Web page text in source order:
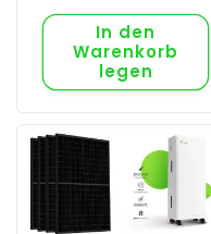
In den
Warenkorb
legen